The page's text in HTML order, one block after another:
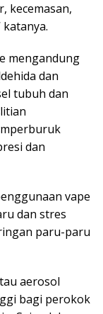
kecemasan,
mengandung
dan
tubuh dan
dan
vape
dan stres
paru-paru
aerosol
bagi perokok